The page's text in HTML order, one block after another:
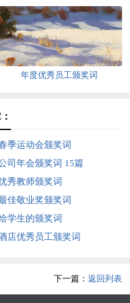
年度优秀员工颁奖词
季运动会颁奖词
司年会颁奖词 15篇
秀教师颁奖词
佳敬业奖颁奖词
学生的颁奖词
店优秀员工颁奖词
下一篇： 返回列表